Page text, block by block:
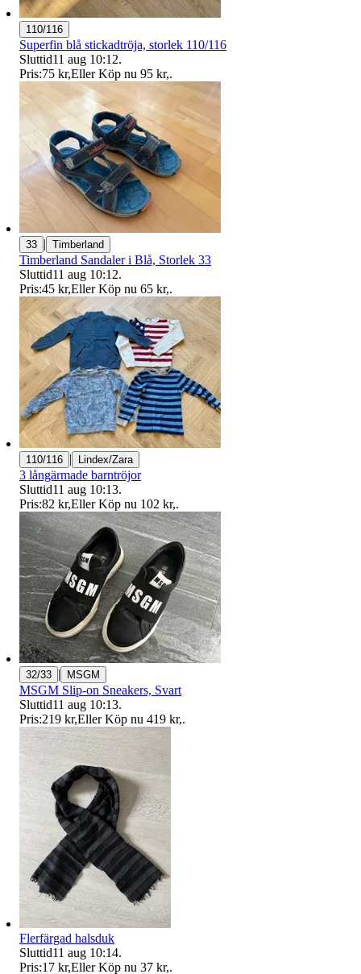
110/116
Superfin blå stickadtröja, storlek 110/116
Sluttid11 aug 10:12.
Pris:75 kr,Eller Köp nu 95 kr,.
33 | Timberland
Timberland Sandaler i Blå, Storlek 33
Sluttid11 aug 10:12.
Pris:45 kr,Eller Köp nu 65 kr,.
110/116 | Lindex/Zara
3 långärmade barntröjor
Sluttid11 aug 10:13.
Pris:82 kr,Eller Köp nu 102 kr,.
32/33 | MSGM
MSGM Slip-on Sneakers, Svart
Sluttid11 aug 10:13.
Pris:219 kr,Eller Köp nu 419 kr,.
Flerfärgad halsduk
Sluttid11 aug 10:14.
Pris:17 kr,Eller Köp nu 37 kr,.